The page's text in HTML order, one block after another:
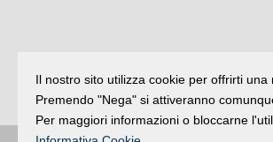
Il nostro sito utilizza cookie per offrirti
Premendo "Nega" si attiveranno
Per maggiori informazioni o bloccarne